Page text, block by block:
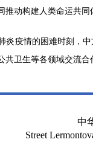
推动构建人类命运共同
疫情的困难时刻，中
共卫生等各领域交流合
中
Street